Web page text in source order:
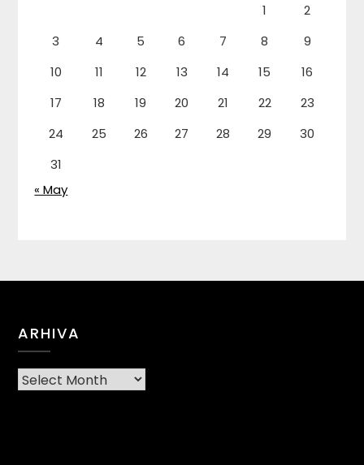
1
2
3
4 5 6 7 8
9
10
11 12 13 14 15
16
17
18 19 20 21 22
23
24
25 26 27 28 29
30
31
« May
ARHIVA
Arhiva